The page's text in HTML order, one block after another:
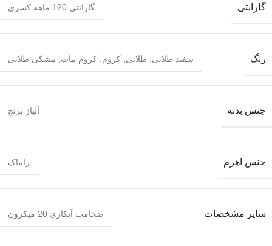
گارانتی گارانتی 120 ماهه کسری
رنگ سفید طلایی طلایی کروم کروم مات مشکی طلایی
جنس بدنه آلیاژ برنج
جنس اهرم زاماک
سایر مشخصات ضخامت آبکاری 20 میکرون